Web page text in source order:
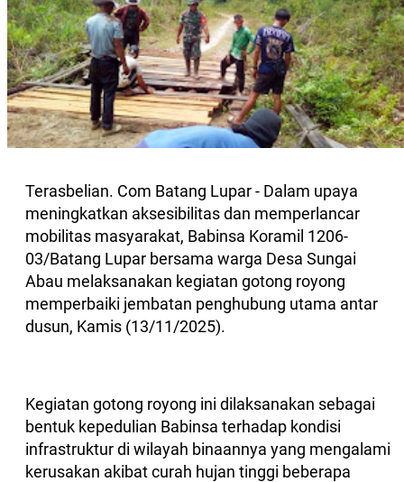
Terasbelian. Com Batang Lupar - Dalam upaya
meningkatkan aksesibilitas dan memperlancar
mobilitas masyarakat, Babinsa Koramil 1206-
03/Batang Lupar bersama warga Desa Sungai
Abau melaksanakan kegiatan gotong royong
memperbaiki jembatan penghubung utama antar
dusun, Kamis (13/11/2025).
Kegiatan gotong royong ini dilaksanakan sebagai
bentuk kepedulian Babinsa terhadap kondisi
infrastruktur di wilayah binaannya yang mengalami
kerusakan akibat curah hujan tinggi beberapa